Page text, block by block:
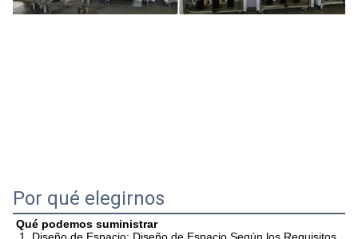
Por qué elegirnos
Qué podemos suministrar